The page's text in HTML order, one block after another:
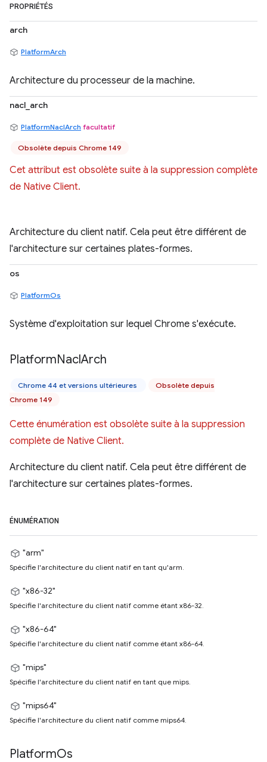
PROPRIÉTÉS
arch
PlatformArch
Architecture du processeur de la machine.
nacl_arch
PlatformNaclArch facultatif
Obsolète depuis Chrome 149
Cet attribut est obsolète suite à la suppression complète
de Native Client.
Architecture du client natif. Cela peut être différent de
l'architecture sur certaines plates-formes.
os
PlatformOs
Système d'exploitation sur lequel Chrome s'exécute.
PlatformNaclArch
Chrome 44 et versions ultérieures
Obsolète depuis
Chrome 149
Cette énumération est obsolète suite à la suppression
complète de Native Client.
Architecture du client natif. Cela peut être différent de
l'architecture sur certaines plates-formes.
ÉNUMÉRATION
"arm"
Spécifie l'architecture du client natif en tant qu'arm.
"x86-32"
Spécifie l'architecture du client natif comme étant x86-32.
"x86-64"
Spécifie l'architecture du client natif comme étant x86-64.
"mips"
Spécifie l'architecture du client natif en tant que mips.
"mips64"
Spécifie l'architecture du client natif comme mips64.
PlatformOs